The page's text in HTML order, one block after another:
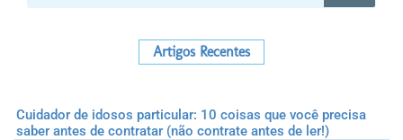
Artigos Recentes
Cuidador de idosos particular: 10 coisas que você precisa
saber antes de contratar (não contrate antes de ler!)